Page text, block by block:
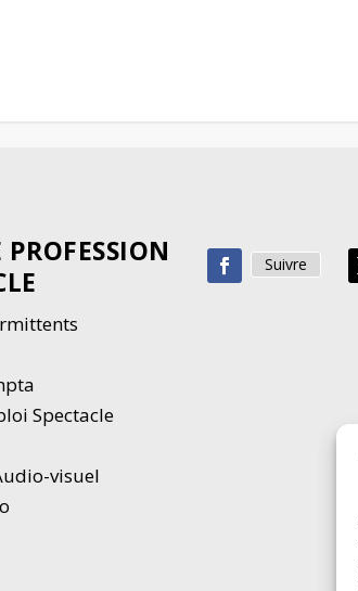
PROFESSION
Spectacle
visuel
Suivre